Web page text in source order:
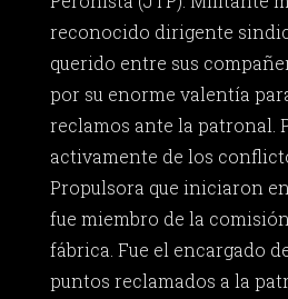
reconocido dirigente
querido entre sus
por su enorme valentía
reclamos ante la patronal.
activamente de los
Propulsora que iniciaron
fue miembro de la
fábrica. Fue el encargado
puntos reclamados a la